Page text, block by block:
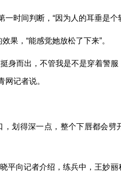
时间判断，“因为人的耳垂是个
果，“能感觉她放松了下来”。
身而出，不管我是不是穿着警
记者说。
划得深一点，整个下唇都会劈
向记者介绍，练兵中，王妙丽